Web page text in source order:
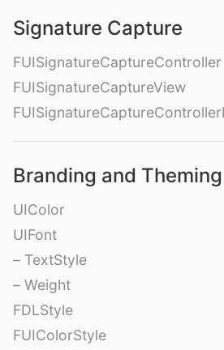
Signature Capture
FUISignatureCaptureController
FUISignatureCaptureView
Branding and Theming
UIColor
UIFont
– TextStyle
– Weight
FDLStyle
FUIColorStyle